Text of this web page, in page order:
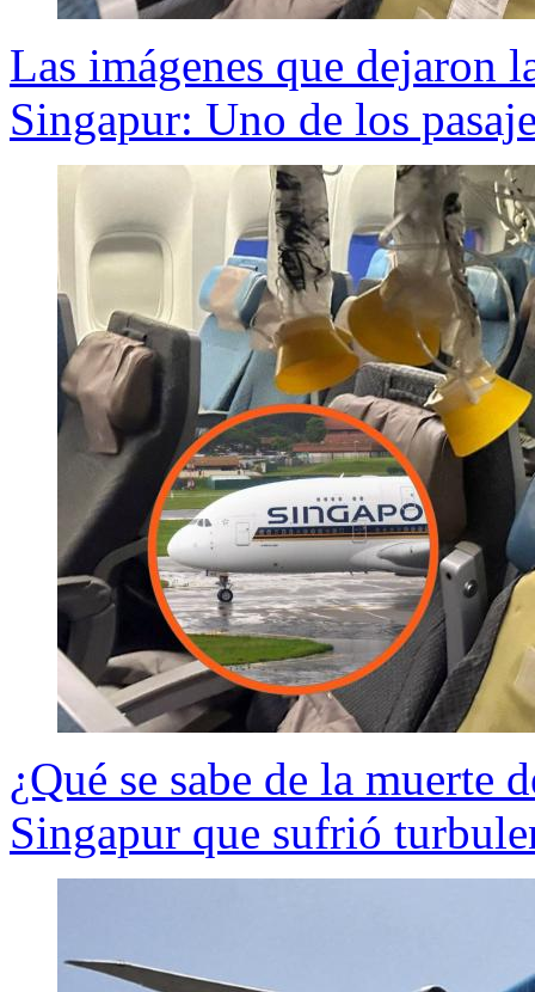
Las imágenes que dejaron
Singapur: Uno de los
¿Qué se sabe de la muerte
Singapur que sufrió